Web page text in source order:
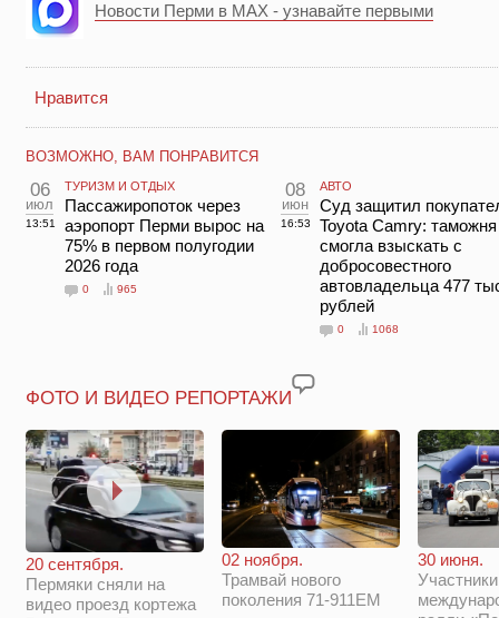
Новости Перми в MAX - узнавайте первыми
Нравится
ВОЗМОЖНО, ВАМ ПОНРАВИТСЯ
06
июл
13:51
ТУРИЗМ И ОТДЫХ
Пассажиропоток через
аэропорт Перми вырос на
75% в первом полугодии
2026 года
0 965
08
июн
16:53
АВТО
Суд защитил
Toyota Camry:
смогла взыскать с
добросовестного
автовладельца 477
рублей
0 1068
ФОТО И ВИДЕО РЕПОРТАЖИ
20 сентября.
Пермяки сняли на
видео проезд кортежа
02 ноября.
Трамвай нового
поколения 71-911ЕМ
30 июня.
Участники